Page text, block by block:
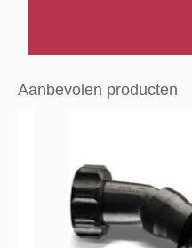
Aanbevolen producten